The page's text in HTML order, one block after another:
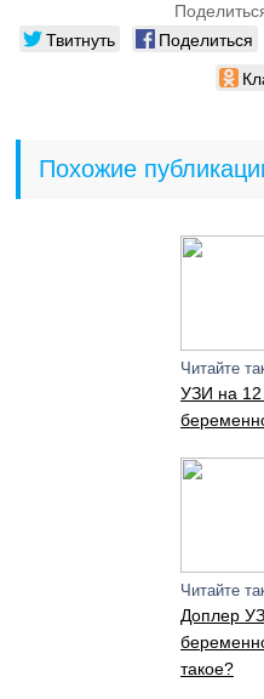
Твитнуть Поделиться
Похожие
Читайте
УЗИ на
Читайте
Доплер
такое?